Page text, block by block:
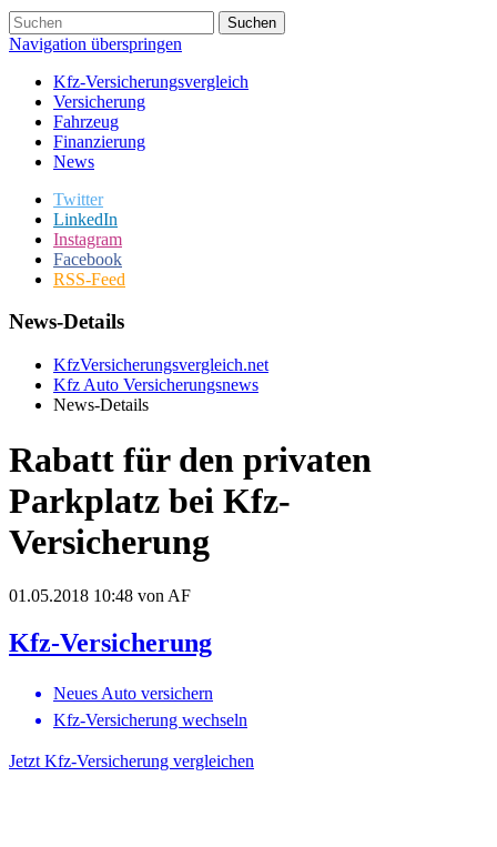
Suchen
Navigation überspringen
Kfz-Versicherungsvergleich
Versicherung
Fahrzeug
Finanzierung
News
Twitter
LinkedIn
Instagram
Facebook
RSS-Feed
News-Details
KfzVersicherungsvergleich.net
Kfz Auto Versicherungsnews
News-Details
Rabatt für den privaten
Parkplatz bei Kfz-
Versicherung
01.05.2018 10:48 von AF
Kfz-Versicherung
Neues Auto versichern
Kfz-Versicherung wechseln
Jetzt Kfz-Versicherung vergleichen